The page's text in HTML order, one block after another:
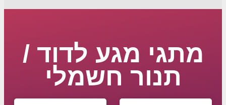
מתגי מגע לדוד /
תנור חשמלי